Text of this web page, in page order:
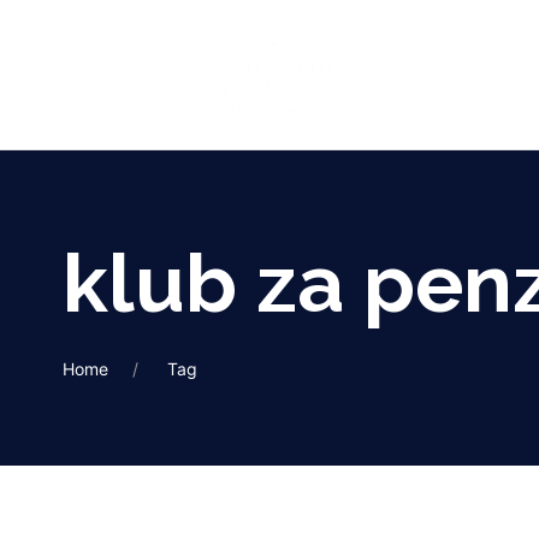
klub za
Home Tag